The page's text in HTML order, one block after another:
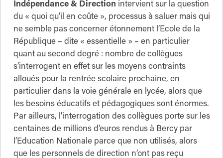
Indépendance & Direction intervient sur la question
du « quoi qu’il en coûte », processus à saluer mais qui
ne semble pas concerner étonnement l’Ecole de la
République – dite « essentielle » – en particulier
quant au second degré : nombre de collègues
s’interrogent en effet sur les moyens contraints
alloués pour la rentrée scolaire prochaine, en
particulier dans la voie générale en lycée, alors que
les besoins éducatifs et pédagogiques sont énormes.
Par ailleurs, l’interrogation des collègues porte sur les
centaines de millions d’euros rendus à Bercy par
l’Education Nationale parce que non utilisés, alors
que les personnels de direction n’ont pas reçu